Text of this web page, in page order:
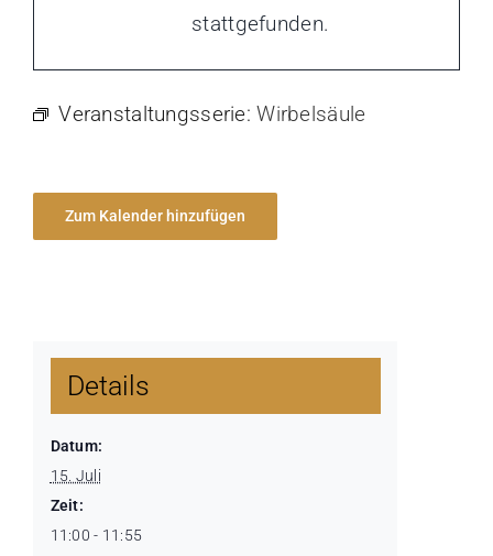
stattgefunden.
Veranstaltungsserie:Wirbelsäule
Zum Kalender hinzufügen
Details
Datum:
15. Juli
Zeit:
11:00 - 11:55